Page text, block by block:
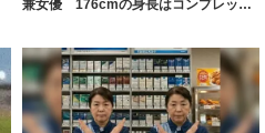
兼女優 176cmの身長はコンプレック